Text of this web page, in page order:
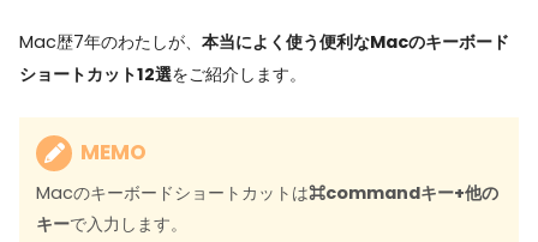
Mac歴7年のわたしが、 本当によく使う便利なMacのキーボード
ショートカット12選をご紹介します。
MEMO
Macのキーボードショートカットは⌘commandキー+他の
キーで入力します。